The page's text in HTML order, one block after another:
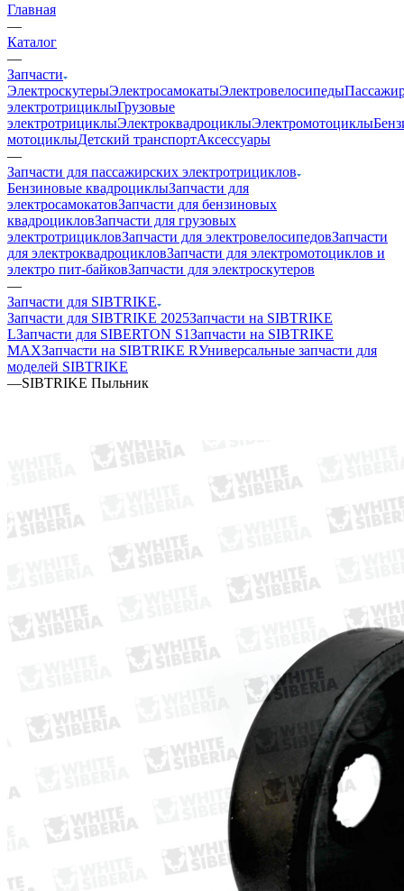
Главная
—
Каталог
—
Запчасти
ЭлектроскутерыЭлектросамокатыЭлектровелосипеды
электротрициклыГрузовые
электротрициклыЭлектроквадроциклыЭлектромотоциклы
мотоциклыДетский транспортАксессуары
—
Запчасти для пассажирских электротрициклов
Бензиновые квадроциклыЗапчасти для
электросамокатовЗапчасти для бензиновых
квадроцикловЗапчасти для грузовых
электротрицикловЗапчасти для электровелосипедовЗапчасти
для электроквадроцикловЗапчасти для электромотоциклов и
электро пит-байковЗапчасти для электроскутеров
—
Запчасти для SIBTRIKE
Запчасти для SIBTRIKE 2025Запчасти на SIBTRIKE
LЗапчасти для SIBERTON S1Запчасти на SIBTRIKE
MAXЗапчасти на SIBTRIKE RУниверсальные запчасти для
моделей SIBTRIKE
—SIBTRIKE Пыльник